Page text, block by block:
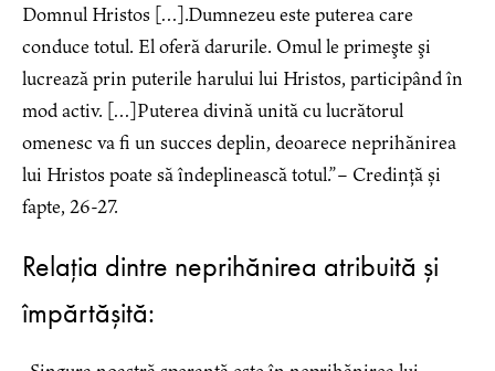
Domnul Hristos […].Dumnezeu este puterea care
conduce totul. El oferă darurile. Omul le primeşte şi
lucrează prin puterile harului lui Hristos, participând în
mod activ. […]Puterea divină unită cu lucrătorul
omenesc va fi un succes deplin, deoarece neprihănirea
lui Hristos poate să îndeplinească totul.”– Credință și
fapte, 26-27.
Relația dintre neprihănirea atribuită și
împărtășită: